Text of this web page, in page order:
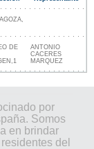
DE
ANTONIO
CACERES
MARQUEZ
por
Somos
en brindar
del